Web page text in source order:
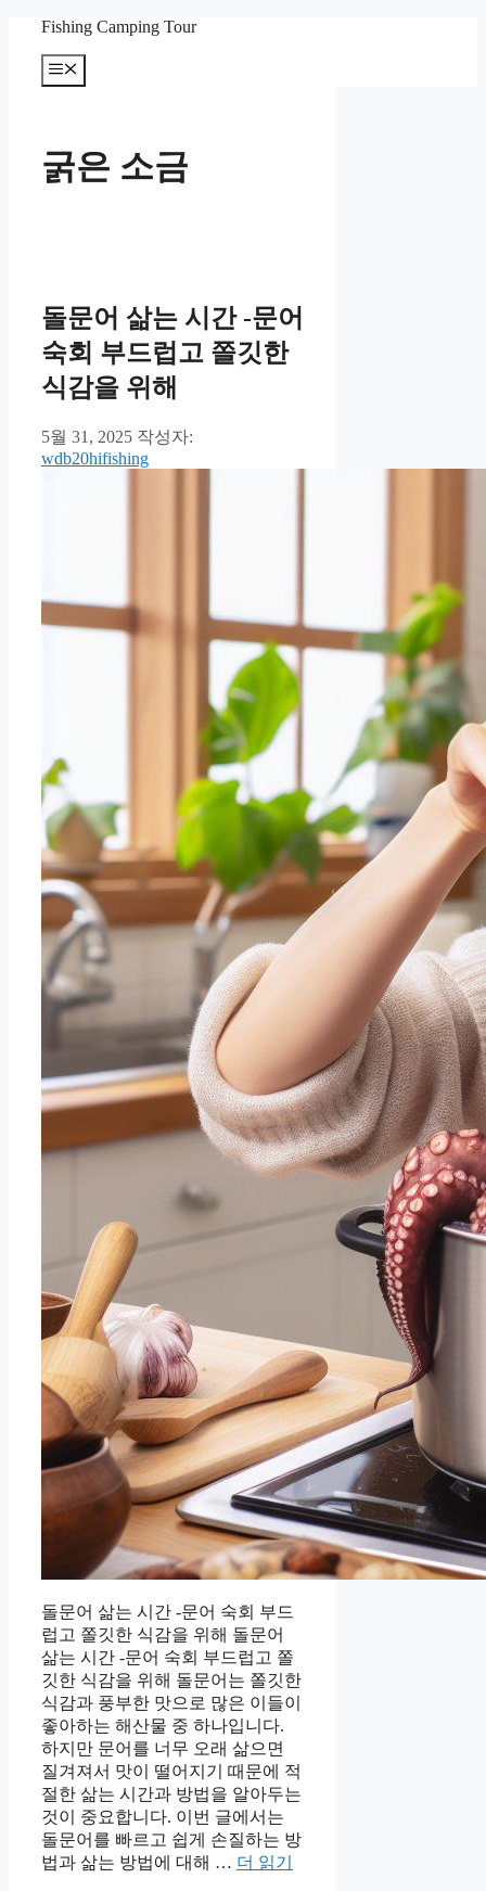
Fishing Camping Tour
메
뉴
굵은 소금
돌문어 삶는 시간 -문어
숙회 부드럽고 쫄깃한
식감을 위해
5월 31, 2025 작성자:
wdb20hifishing
돌문어 삶는 시간 -문어 숙회 부드
럽고 쫄깃한 식감을 위해 돌문어
삶는 시간 -문어 숙회 부드럽고 쫄
깃한 식감을 위해 돌문어는 쫄깃한
식감과 풍부한 맛으로 많은 이들이
좋아하는 해산물 중 하나입니다.
하지만 문어를 너무 오래 삶으면
질겨져서 맛이 떨어지기 때문에 적
절한 삶는 시간과 방법을 알아두는
것이 중요합니다. 이번 글에서는
돌문어를 빠르고 쉽게 손질하는 방
법과 삶는 방법에 대해 … 더 읽기